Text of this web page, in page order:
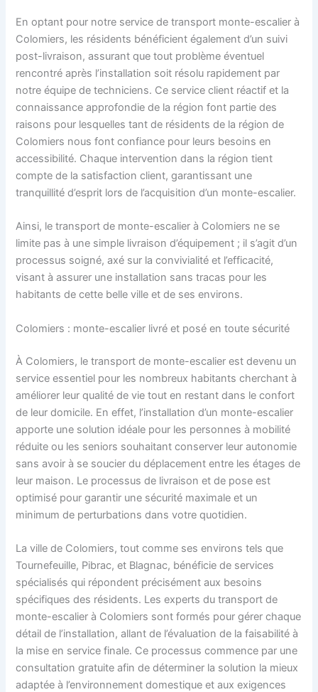
En optant pour notre service de transport monte-escalier à
Colomiers, les résidents bénéficient également d’un suivi
post-livraison, assurant que tout problème éventuel
rencontré après l’installation soit résolu rapidement par
notre équipe de techniciens. Ce service client réactif et la
connaissance approfondie de la région font partie des
raisons pour lesquelles tant de résidents de la région de
Colomiers nous font confiance pour leurs besoins en
accessibilité. Chaque intervention dans la région tient
compte de la satisfaction client, garantissant une
tranquillité d’esprit lors de l’acquisition d’un monte-escalier.
Ainsi, le transport de monte-escalier à Colomiers ne se
limite pas à une simple livraison d’équipement ; il s’agit d’un
processus soigné, axé sur la convivialité et l’efficacité,
visant à assurer une installation sans tracas pour les
habitants de cette belle ville et de ses environs.
Colomiers : monte-escalier livré et posé en toute sécurité
À Colomiers, le transport de monte-escalier est devenu un
service essentiel pour les nombreux habitants cherchant à
améliorer leur qualité de vie tout en restant dans le confort
de leur domicile. En effet, l’installation d’un monte-escalier
apporte une solution idéale pour les personnes à mobilité
réduite ou les seniors souhaitant conserver leur autonomie
sans avoir à se soucier du déplacement entre les étages de
leur maison. Le processus de livraison et de pose est
optimisé pour garantir une sécurité maximale et un
minimum de perturbations dans votre quotidien.
La ville de Colomiers, tout comme ses environs tels que
Tournefeuille, Pibrac, et Blagnac, bénéficie de services
spécialisés qui répondent précisément aux besoins
spécifiques des résidents. Les experts du transport de
monte-escalier à Colomiers sont formés pour gérer chaque
détail de l’installation, allant de l’évaluation de la faisabilité à
la mise en service finale. Ce processus commence par une
consultation gratuite afin de déterminer la solution la mieux
adaptée à l’environnement domestique et aux exigences